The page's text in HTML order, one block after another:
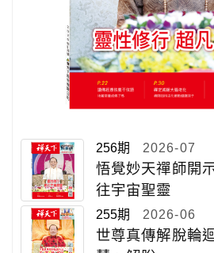
256期 2026-07
悟覺妙天禪師開
往宇宙聖靈
255期 2026-06
世尊真傳解脫輪